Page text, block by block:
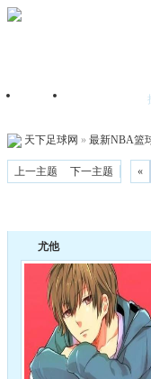
首页
天下足球网 » 最新NBA篮
上一主题 下一主题 «
尤他